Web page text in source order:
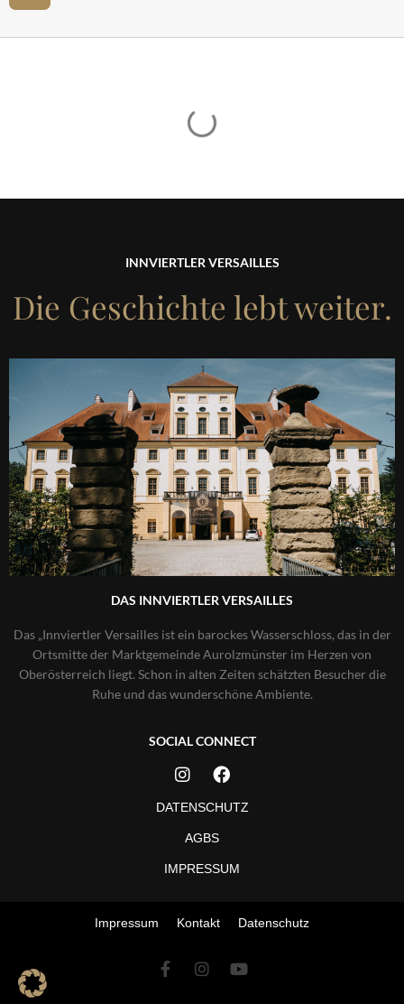
Loading...
INNVIERTLER VERSAILLES
Die Geschichte lebt weiter.
DAS INNVIERTLER VERSAILLES
Das „Innviertler Versailles ist ein barockes Wasserschloss, das in der
Ortsmitte der Marktgemeinde Aurolzmünster im Herzen von
Oberösterreich liegt. Schon in alten Zeiten schätzten Besucher die
Ruhe und das wunderschöne Ambiente.
SOCIAL CONNECT
DATENSCHUTZ
AGBS
IMPRESSUM
Impressum Kontakt Datenschutz